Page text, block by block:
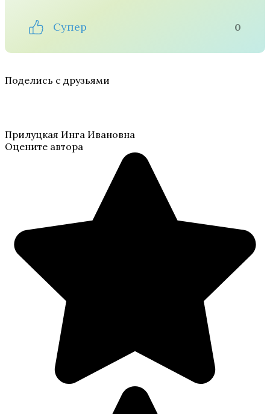
Супер 0
Поделись с друзьями
Прилуцкая Инга Ивановна
Оцените автора